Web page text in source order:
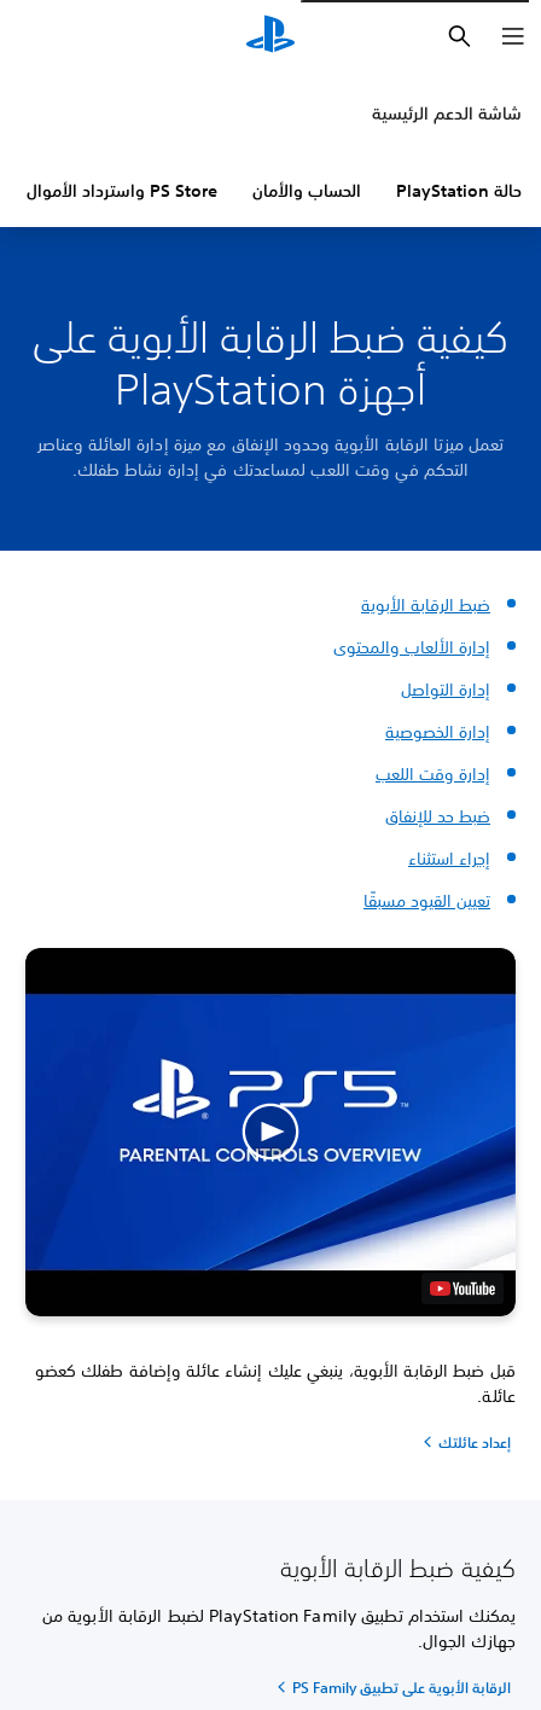
شاشة الدعم الرئيسية
حالة PlayStation الحساب والأمان PS Store واسترداد الأموال
كيفية ضبط الرقابة الأبوية على
أجهزة PlayStation
تعمل ميزتا الرقابة الأبوية وحدود الإنفاق مع ميزة إدارة العائلة وعناصر
التحكم في وقت اللعب لمساعدتك في إدارة نشاط طفلك.
ضبط الرقابة الأبوية
إدارة الألعاب والمحتوى
إدارة التواصل
إدارة الخصوصية
إدارة وقت اللعب
ضبط حد للإنفاق
إجراء استثناء
تعيين القيود مسبقًا
قبل ضبط الرقابة الأبوية، ينبغي عليك إنشاء عائلة وإضافة طفلك كعضو
عائلة.
إعداد عائلتك
كيفية ضبط الرقابة الأبوية
يمكنك استخدام تطبيق PlayStation Family لضبط الرقابة الأبوية من
جهازك الجوال.
الرقابة الأبوية على تطبيق PS Family